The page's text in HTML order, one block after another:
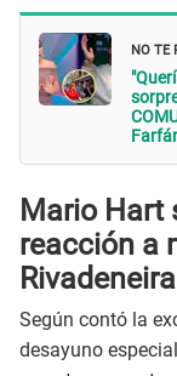
NO TE
Mario Hart
reacción a
Rivadeneira
Según contó la
desayuno